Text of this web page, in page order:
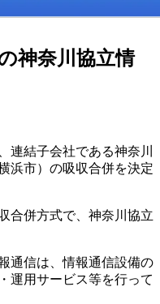
神奈川協立情
連結子会社である神奈川
浜市）の吸収合併を決定
合併方式で、神奈川協立
通信は、情報通信設備の
運用サービス等を行って